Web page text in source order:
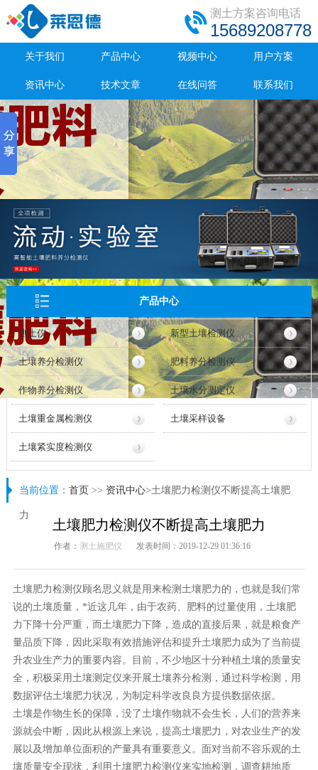
测土方案咨询电话
15689208778
关于我们 产品中心 视频中心 用户方案
资讯中心 技术文章 在线问答 联系我们
产品中心
测土仪 新型土壤检测仪
土壤养分检测仪 肥料养分检测仪
作物养分检测仪 土壤水分测定仪
土壤重金属检测仪 土壤采样设备
土壤紧实度检测仪
当前位置： 首页 >> 资讯中心>土壤肥力检测仪不断提高土壤肥
力
土壤肥力检测仪不断提高土壤肥力
作者： 测土施肥仪 发表时间：2019-12-29 01:36:16
土壤肥力检测仪顾名思义就是用来检测土壤肥力的，也就是我们常
说的土壤质量，*近这几年，由于农药、肥料的过量使用，土壤肥
力下降十分严重，而土壤肥力下降，造成的直接后果，就是粮食产
量品质下降，因此采取有效措施评估和提升土壤肥力成为了当前提
升农业生产力的重要内容。目前，不少地区十分种植土壤的质量安
全，积极采用土壤测定仪来开展土壤养分检测，通过科学检测，用
数据评估土壤肥力状况，为制定科学改良良方提供数据依据。
土壤是作物生长的保障，没了土壤作物就不会生长，人们的营养来
源就会中断，因此从根源上来说，提高土壤肥力，对农业生产的发
展以及增加单位面积的产量具有重要意义。面对当前不容乐观的土
壤质量安全现状，利用土壤肥力检测仪来实地检测，调查耕地质